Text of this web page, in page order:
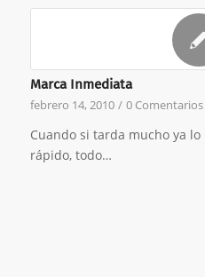
Marca Inmediata
febrero 14, 2010 / 0 Comentarios
Cuando si tarda mucho ya
rápido, todo…